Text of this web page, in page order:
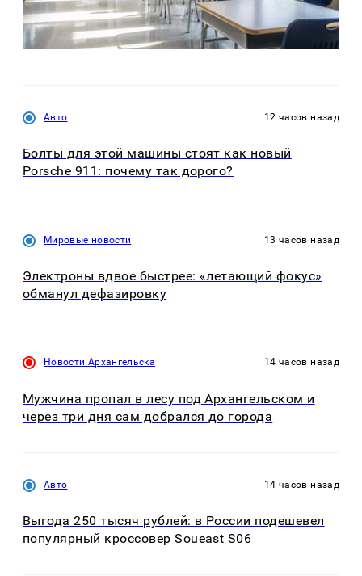
Авто 12 часов назад
Болты для этой машины стоят как новый
Porsche 911: почему так дорого?
Мировые новости 13 часов назад
Электроны вдвое быстрее: «летающий фокус»
обманул дефазировку
Новости Архангельска 14 часов назад
Мужчина пропал в лесу под Архангельском и
через три дня сам добрался до города
Авто 14 часов назад
Выгода 250 тысяч рублей: в России подешевел
популярный кроссовер Soueast S06